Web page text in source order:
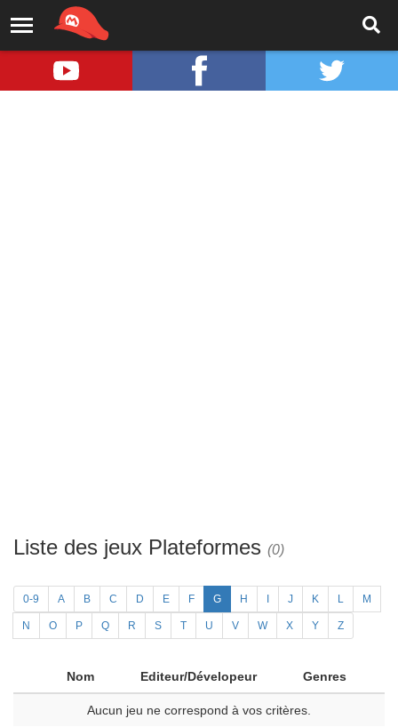
Liste des jeux Plateformes (0)
0-9 A B C D E F G H J K L M
N O P Q R S T U V W X Y Z
Nom Editeur/Dévelopeur Genres
Aucun jeu ne correspond à vos critères.